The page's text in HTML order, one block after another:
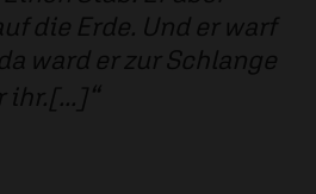
die Erde. Und er warf
ward er zur Schlange
ihr.[...]